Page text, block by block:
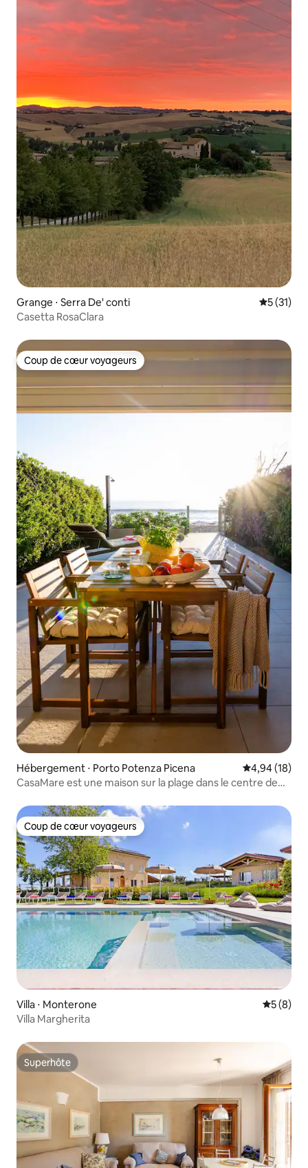
Grange ⋅ Serra De' conti
5 (31)
Casetta RosaClara
Coup de cœur voyageurs
Coup de cœur voyageurs
Hébergement ⋅ Porto Potenza Picena Évaluation
4,94 (18)
CasaMare est une maison sur la plage dans le centre de
Coup de cœur voyageurs
Coup de cœur voyageurs
Villa ⋅ Monterone
5 (8)
Villa Margherita
Superhôte
Superhôte